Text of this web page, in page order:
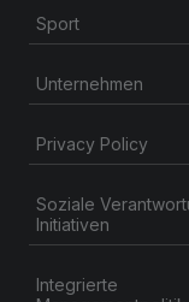
Sport
Unternehmen
Privacy Policy
Soziale
Initiativen
Integrierte